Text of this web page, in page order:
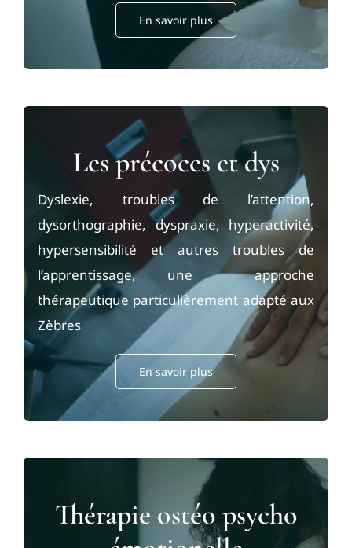
En savoir plus
Les précoces et dys
Dyslexie, troubles de l’attention,
dysorthographie, dyspraxie, hyperactivité,
hypersensibilité et autres troubles de
l’apprentissage, une approche
thérapeutique particulièrement adapté aux
Zèbres
En savoir plus
Thérapie ostéo psycho